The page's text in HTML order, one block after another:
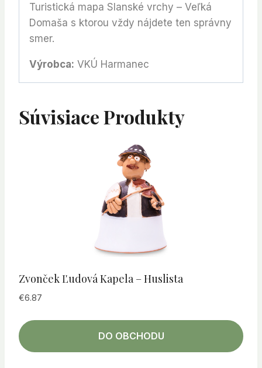
Turistická mapa Slanské vrchy – Veľká
Domaša s ktorou vždy nájdete ten správny
smer.
Výrobca: VKÚ Harmanec
Súvisiace Produkty
Zvonček Ľudová Kapela – Huslista
€6.87
DO OBCHODU